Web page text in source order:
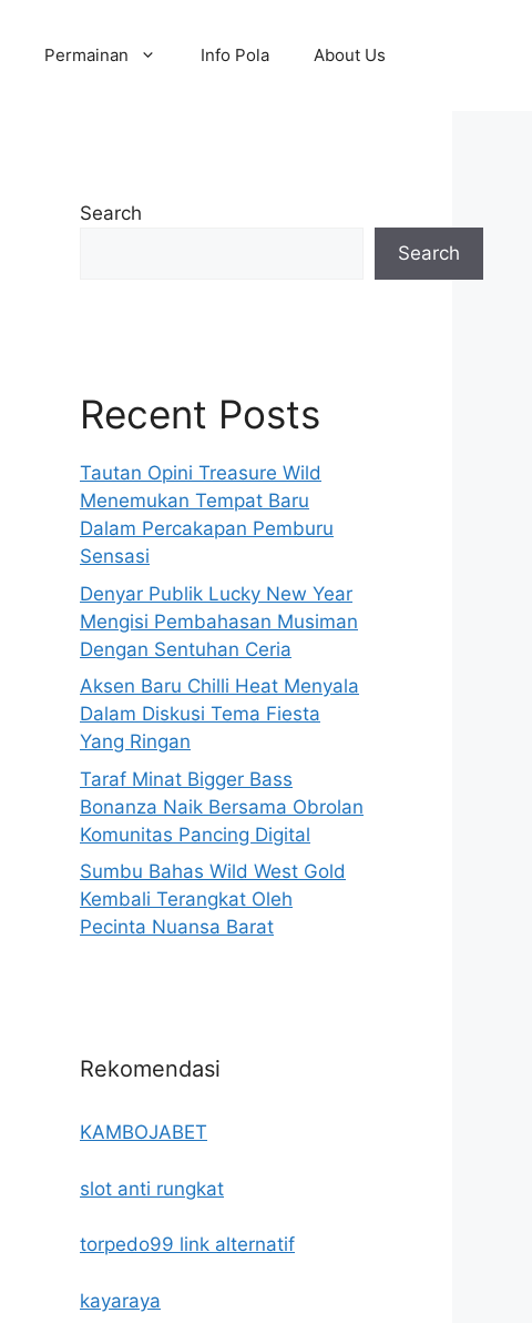
Permainan Info Pola About Us
Search
Search
Recent Posts
Tautan Opini Treasure Wild
Menemukan Tempat Baru
Dalam Percakapan Pemburu
Sensasi
Denyar Publik Lucky New Year
Mengisi Pembahasan Musiman
Dengan Sentuhan Ceria
Aksen Baru Chilli Heat Menyala
Dalam Diskusi Tema Fiesta
Yang Ringan
Taraf Minat Bigger Bass
Bonanza Naik Bersama Obrolan
Komunitas Pancing Digital
Sumbu Bahas Wild West Gold
Kembali Terangkat Oleh
Pecinta Nuansa Barat
Rekomendasi
KAMBOJABET
slot anti rungkat
torpedo99 link alternatif
kayaraya